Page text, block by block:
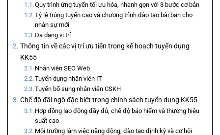
Quy trình ứng tuyển tối ưu hóa, nhanh gọn với 3 bước cơ bản
Tỷ lệ trúng tuyển cao và chương trình đào tạo bài bản cho
nhân sự mới
Đa dạng vị trí
Thông tin về các vị trí ưu tiên trong kế hoạch tuyển dụng
KK55
Nhân viên SEO Web
Tuyển dụng nhân viên IT
Tuyển bổ sung nhân viên CSKH
Chế độ đãi ngộ đặc biệt trong chính sách tuyển dụng KK55
Hợp đồng lao động đầy đủ, chế độ bảo hiểm và thưởng hiệu
suất cao
Môi trường làm việc năng động, đào tạo định kỳ và cơ hội